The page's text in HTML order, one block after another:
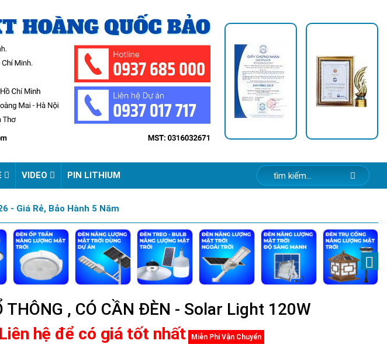
VIDEO PIN LITHIUM
- Giá Rẻ, Bảo Hành 5 Năm
THÔNG , CÓ CẦN ĐÈN - Solar Light 120W
Liên hệ để có giá tốt nhất Miễn Phí Vận Chuyển